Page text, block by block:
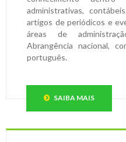
administrativas,
artigos de periódicos e
áreas de
Abrangência nacional,
português.
SAIBA MAIS